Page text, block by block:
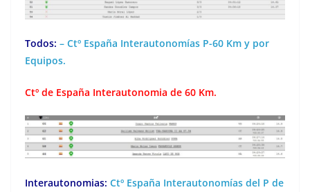
Todos: – Ctº España Interautonomías P-60 Km y por
Equipos.
Ctº de España Interautonomia de 60 Km.
Interautonomias: Ctº España Interautonomías del P de